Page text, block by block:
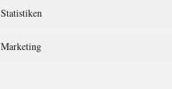
Statistiken
Marketing